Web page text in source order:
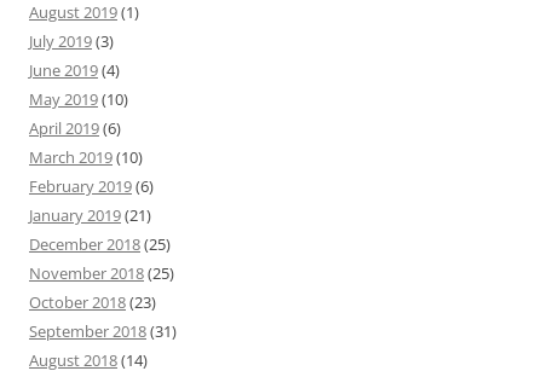
August 2019(1)
July 2019(3)
June 2019(4)
May 2019(10)
April 2019(6)
March 2019(10)
February 2019(6)
January 2019(21)
December 2018(25)
November 2018(25)
October 2018(23)
September 2018(31)
August 2018(14)